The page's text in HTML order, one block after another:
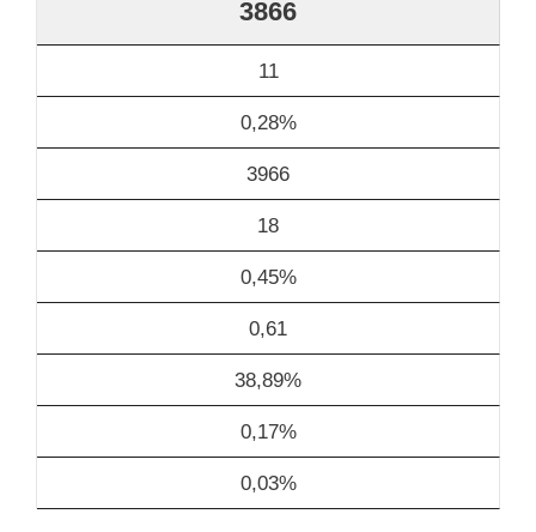
3866
11
0,28%
3966
18
0,45%
0,61
38,89%
0,17%
0,03%